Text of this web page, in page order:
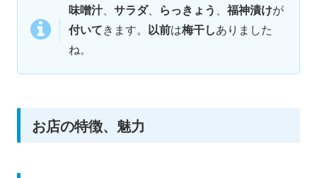
味噌汁、 サラダ、 らっきょう 、 福神漬けが
付いてきます。 以前は梅干しありました
ね。
お店の特徴、魅力